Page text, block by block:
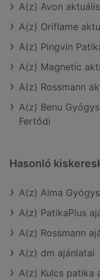
A(z) Avon
A(z) Oriflame
A(z) Pingvin
A(z) Magnetic
A(z) Rossmann
A(z) Benu
Fertődi
Hasonló
A(z) Alma
A(z) PatikaPlus
A(z) Rossmann
A(z) dm ajánlatai
A(z) Kulcs patika